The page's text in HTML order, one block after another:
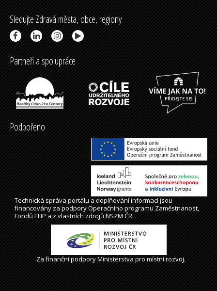
Sledujte Zdravá města, obce, regiony
Partneři a spolupráce
Podpořeno
Technická správaportálua doplňování informací jsou
financovány za podpory Operačního programu Zaměstnanost,
Fondů EHP a z vlastních zdrojů NSZM ČR.
Za finanční podpory Ministerstva pro místní rozvoj.